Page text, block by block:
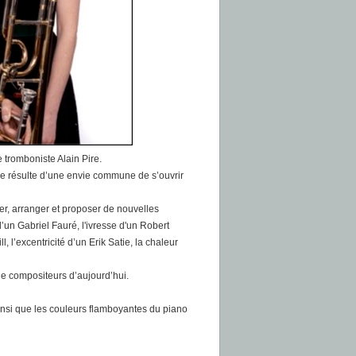
tromboniste Alain Pire.
d’une envie commune de s’ouvrir
arranger et proposer de nouvelles
Gabriel Fauré, l'ivresse d'un Robert
l’excentricité d’un Erik Satie, la chaleur
compositeurs d’aujourd’hui.
que les couleurs flamboyantes du piano